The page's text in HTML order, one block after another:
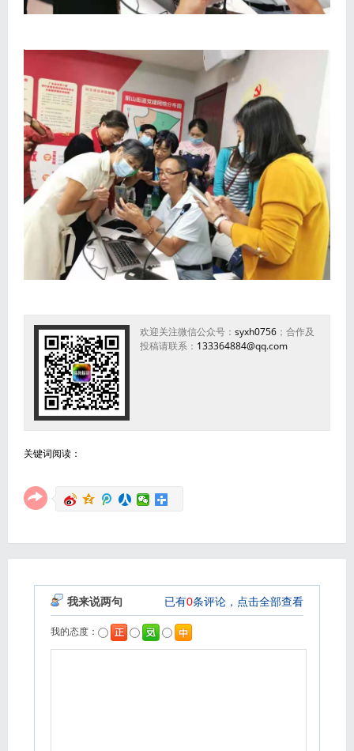
欢迎关注微信公众号： syxh0756；合作及
投稿请联系： 133364884@qq.com
关键词阅读：